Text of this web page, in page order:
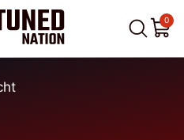
0